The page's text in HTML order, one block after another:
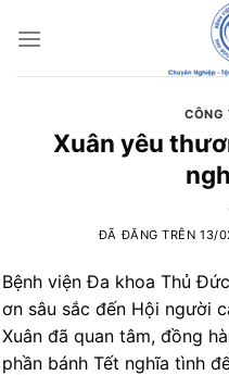
đến
CÔNG
Xuân yêu
ĐÃ ĐĂNG TRÊN13/
Bệnh viện Đa khoa Thủ
ơn sâu sắc đến Hội người
Xuân đã quan tâm, đồng
phần bánh Tết nghĩa tình